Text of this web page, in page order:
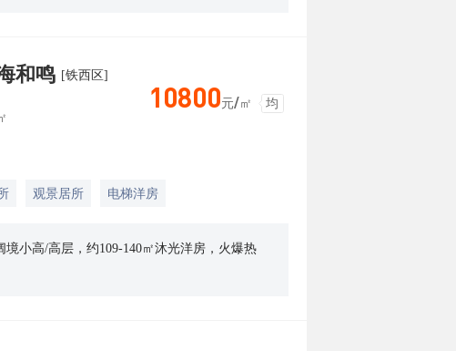
和鸣 [铁西区]
10800元/㎡ 均
观景居所 电梯洋房
小高/高层，约109-140㎡沐光洋房，火爆热